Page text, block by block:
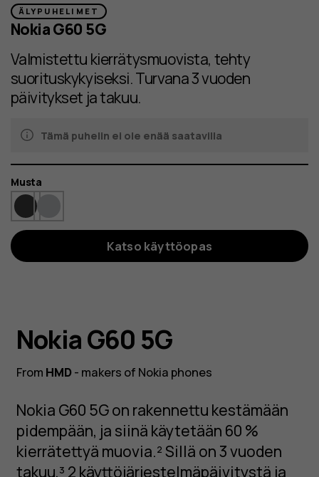
ÄLYPUHELIMET
Nokia G60 5G
Valmistettu kierrätysmuovista, tehty
suorituskykyiseksi. Turvana 3 vuoden
päivitykset ja takuu.
Tämä puhelin ei ole enää saatavilla
Väri
Musta
Katso käyttöopas
Nokia G60 5G
From HMD- makers of Nokia phones
Nokia G60 5G on rakennettu kestämään
pidempään, ja siinä käytetään 60 %
kierrätettyä muovia.² Sillä on 3 vuoden
takuu,³ 2 käyttöjärjestelmäpäivitystä ja